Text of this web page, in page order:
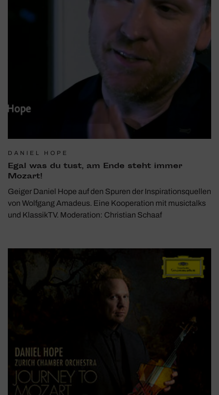
DANIEL HOPE
Egal was du tust, am Ende steht immer
Mozart!
Geiger Daniel Hope auf den Spuren der Inspirationsquellen
von Wolfgang Amadeus. Eine Kooperation mit musictalks
und KlassikTV. Moderation: Christian Schaaf